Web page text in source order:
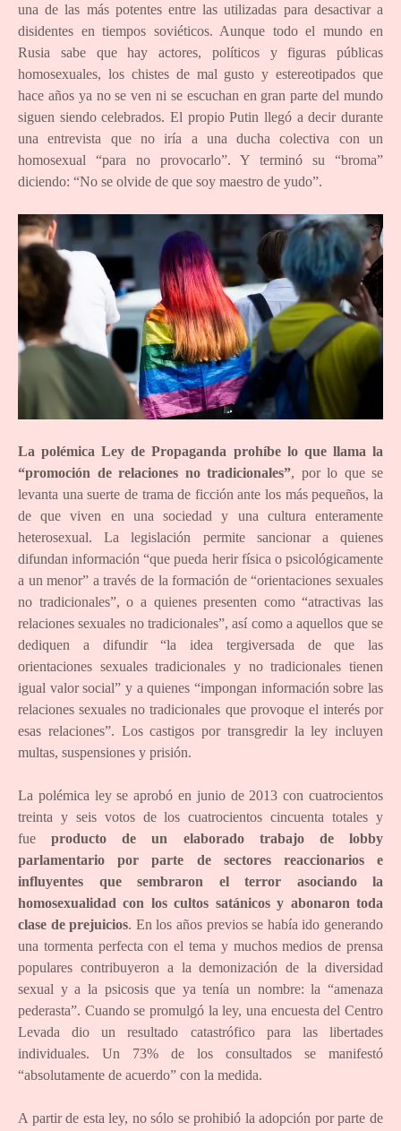
una de las más potentes entre las utilizadas para desactivar a
disidentes en tiempos soviéticos. Aunque todo el mundo en
Rusia sabe que hay actores, políticos y figuras públicas
homosexuales, los chistes de mal gusto y estereotipados que
hace años ya no se ven ni se escuchan en gran parte del mundo
siguen siendo celebrados. El propio Putin llegó a decir durante
una entrevista que no iría a una ducha colectiva con un
homosexual “para no provocarlo”. Y terminó su “broma”
diciendo: “No se olvide de que soy maestro de yudo”.
La polémica Ley de Propaganda prohíbe lo que llama la
“promoción de relaciones no tradicionales”, por lo que se
levanta una suerte de trama de ficción ante los más pequeños, la
de que viven en una sociedad y una cultura enteramente
heterosexual. La legislación permite sancionar a quienes
difundan información “que pueda herir física o psicológicamente
a un menor” a través de la formación de “orientaciones sexuales
no tradicionales”, o a quienes presenten como “atractivas las
relaciones sexuales no tradicionales”, así como a aquellos que se
dediquen a difundir “la idea tergiversada de que las
orientaciones sexuales tradicionales y no tradicionales tienen
igual valor social” y a quienes “impongan información sobre las
relaciones sexuales no tradicionales que provoque el interés por
esas relaciones”. Los castigos por transgredir la ley incluyen
multas, suspensiones y prisión.
La polémica ley se aprobó en junio de 2013 con cuatrocientos
treinta y seis votos de los cuatrocientos cincuenta totales y
fueproducto de un elaborado trabajo de lobby
parlamentario por parte de sectores reaccionarios e
influyentes que sembraron el terror asociando la
homosexualidad con los cultos satánicos y abonaron toda
clase de prejuicios. En los años previos se había ido generando
una tormenta perfecta con el tema y muchos medios de prensa
populares contribuyeron a la demonización de la diversidad
sexual y a la psicosis que ya tenía un nombre: la “amenaza
pederasta”. Cuando se promulgó la ley, una encuesta del Centro
Levada dio un resultado catastrófico para las libertades
individuales. Un 73% de los consultados se manifestó
“absolutamente de acuerdo” con la medida.
A partir de esta ley, no sólo se prohibió la adopción por parte de